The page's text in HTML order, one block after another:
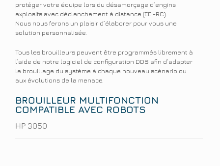
protéger votre équipe lors du désamorçage d’engins
explosifs avec déclenchement à distance (EEI-RC).
Nous nous ferons un plaisir d’élaborer pour vous une
solution personnalisée.
Tous les brouilleurs peuvent être programmés librement à
l’aide de notre logiciel de configuration DDS afin d’adapter
le brouillage du système à chaque nouveau scénario ou
aux évolutions de la menace.
BROUILLEUR MULTIFONCTION
COMPATIBLE AVEC ROBOTS
HP 3050